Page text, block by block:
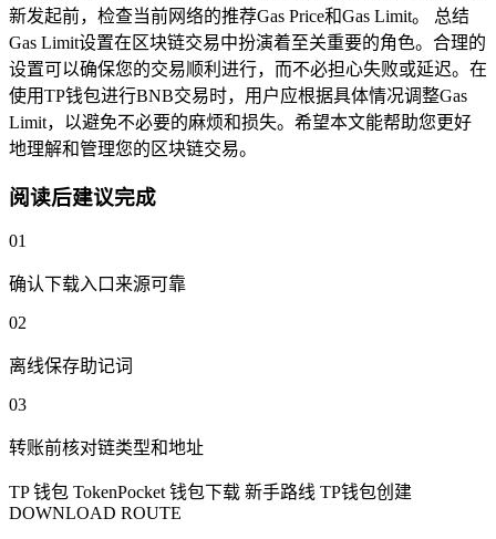
新发起前，检查当前网络的推荐Gas Price和Gas Limit。 总结
Gas Limit设置在区块链交易中扮演着至关重要的角色。合理的
设置可以确保您的交易顺利进行，而不必担心失败或延迟。在
使用TP钱包进行BNB交易时，用户应根据具体情况调整Gas
Limit，以避免不必要的麻烦和损失。希望本文能帮助您更好
地理解和管理您的区块链交易。
阅读后建议完成
01
确认下载入口来源可靠
02
离线保存助记词
03
转账前核对链类型和地址
TP 钱包 TokenPocket 钱包下载 新手路线 TP钱包创建
DOWNLOAD ROUTE